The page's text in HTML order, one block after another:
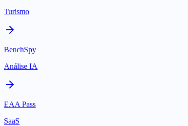
Turismo
BenchSpy
Análise IA
EAA Pass
SaaS